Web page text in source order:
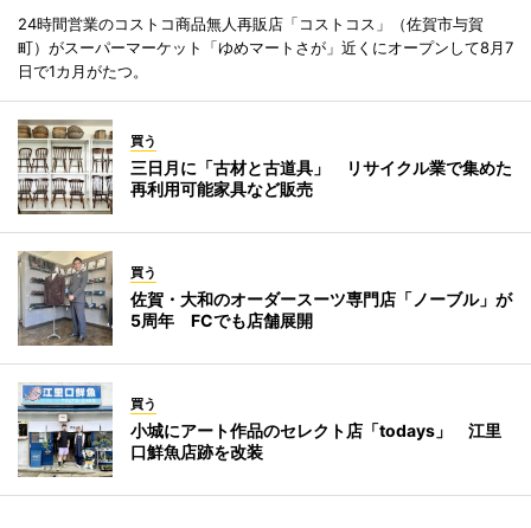
24時間営業のコストコ商品無人再販店「コストコス」（佐賀市与賀
町）がスーパーマーケット「ゆめマートさが」近くにオープンして8月7
日で1カ月がたつ。
買う
三日月に「古材と古道具」 リサイクル業で集めた
再利用可能家具など販売
買う
佐賀・大和のオーダースーツ専門店「ノーブル」が
5周年 FCでも店舗展開
買う
小城にアート作品のセレクト店「todays」 江里
口鮮魚店跡を改装